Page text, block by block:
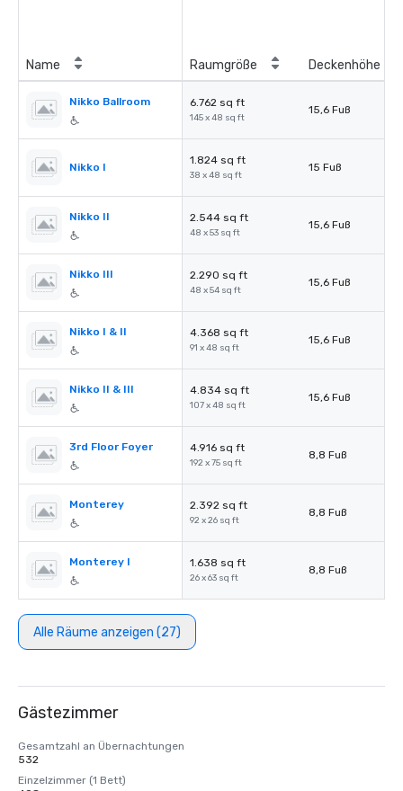
Name Raumgröße Deckenhöhe
Nikko Ballroom 6.762 sq ft
145 x 48 sq ft
15,6 Fuß
Nikko I
1.824 sq ft
38 x 48 sq ft
15 Fuß
Nikko II 2.544 sq ft
48 x 53 sq ft
15,6 Fuß
Nikko III 2.290 sq ft
48 x 54 sq ft
15,6 Fuß
Nikko I & II 4.368 sq ft
91 x 48 sq ft
15,6 Fuß
Nikko II & III 4.834 sq ft
107 x 48 sq ft
15,6 Fuß
3rd Floor Foyer 4.916 sq ft
192 x 75 sq ft
8,8 Fuß
Monterey 2.392 sq ft
92 x 26 sq ft
8,8 Fuß
Monterey I 1.638 sq ft
26 x 63 sq ft
8,8 Fuß
Alle Räume anzeigen (27)
Gästezimmer
Gesamtzahl an Übernachtungen
532
Einzelzimmer (1 Bett)